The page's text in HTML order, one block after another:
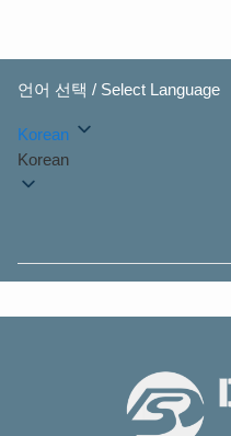
언어 선택 / Select Language
Korean
Korean